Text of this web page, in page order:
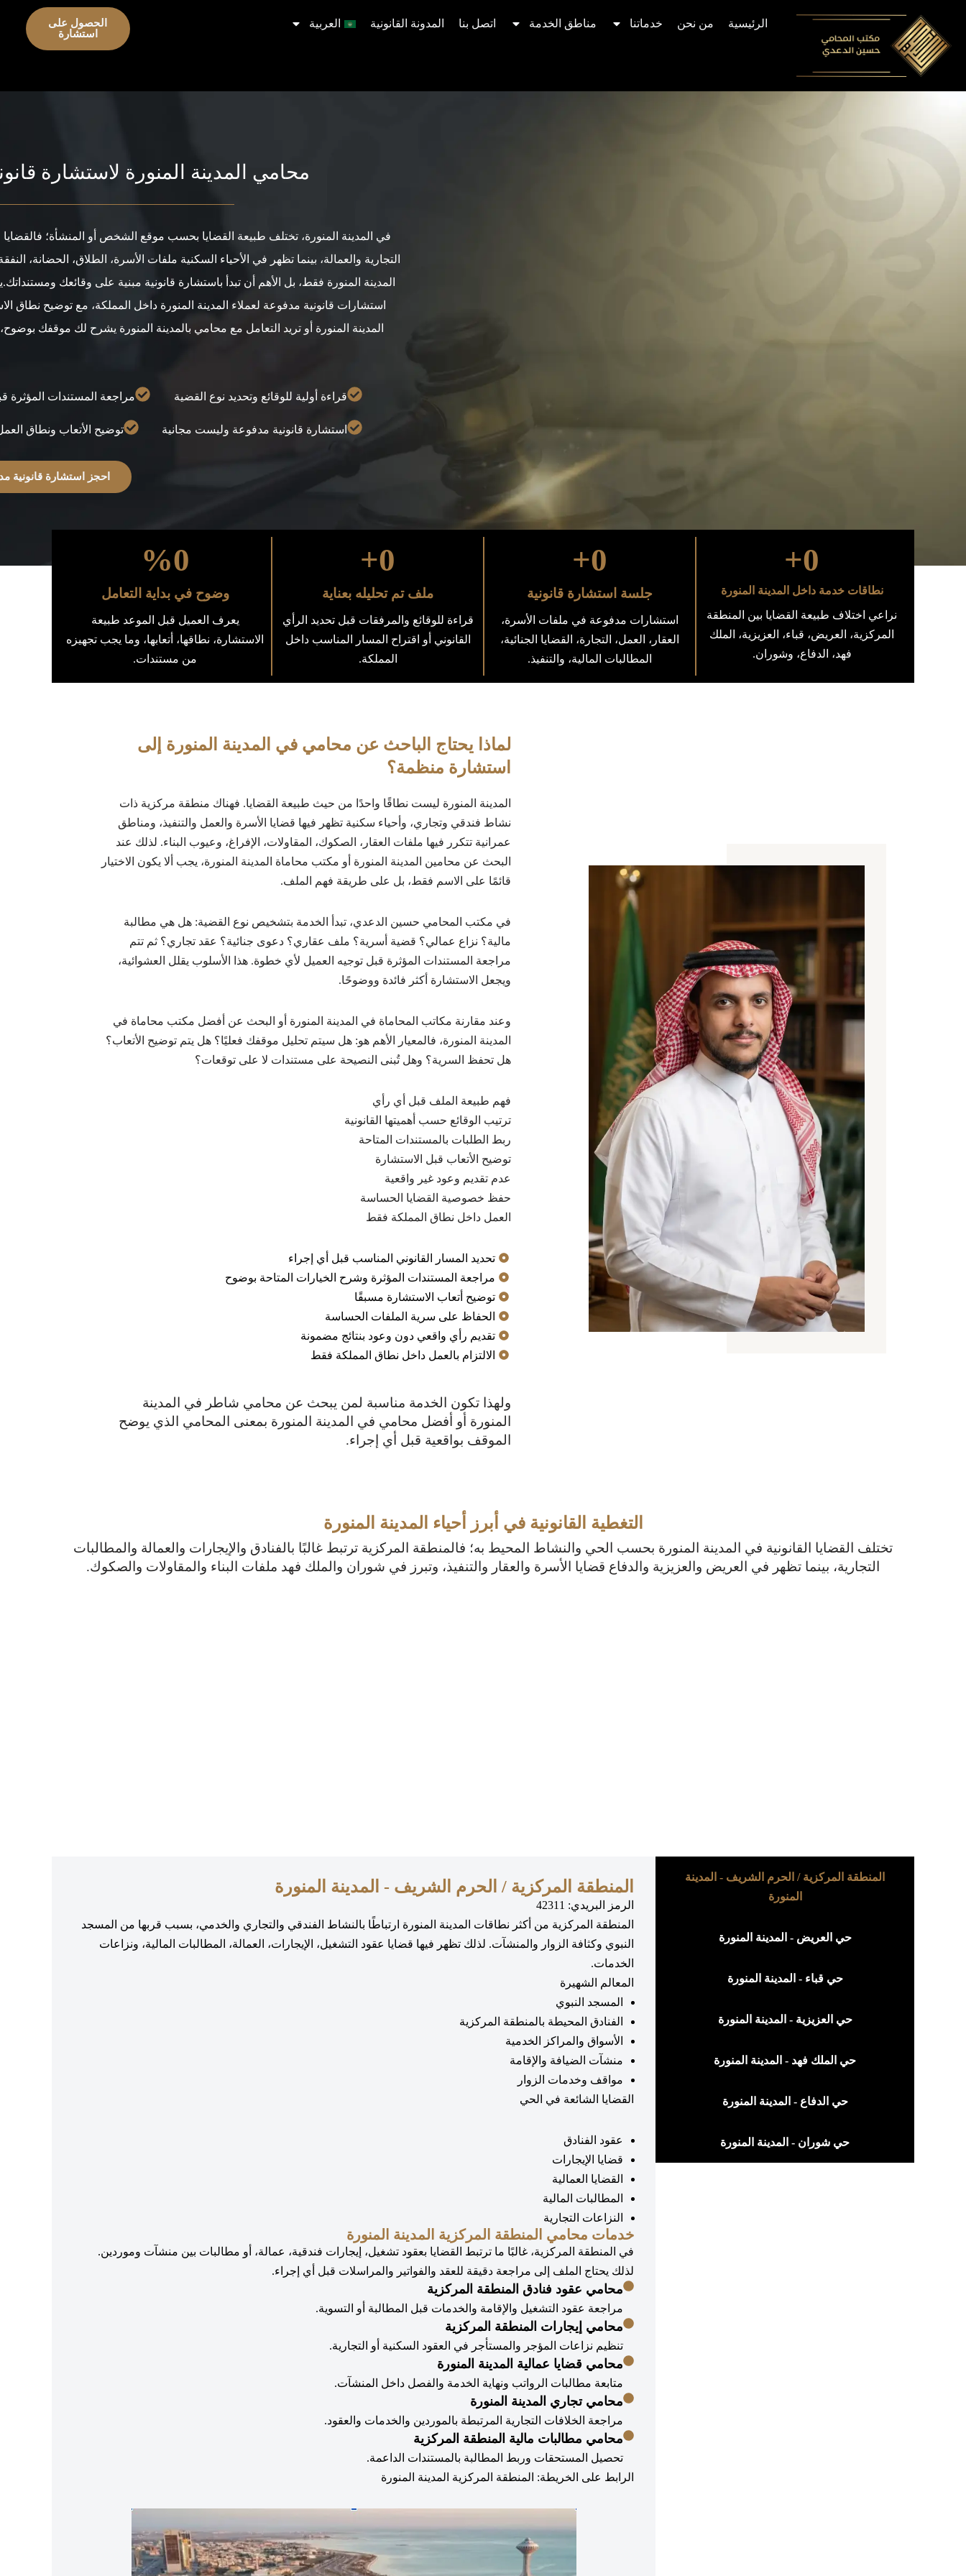
Skip
content
الرئيسية من نحن خدماتنا مناطق الخدمة اتصل بنا المدونة القانونية العربية
الحصول على
استشارة
محامي المدينة المنورة لاستشارة
في المدينة المنورة، تختلف طبيعة القضايا بحسب موقع الشخص أو المنشأة؛ فالقضايا
التجارية والعمالة، بينما تظهر في الأحياء السكنية ملفات الأسرة، الطلاق، الحضانة،
المدينة المنورة فقط، بل الأهم أن تبدأ باستشارة قانونية مبنية على وقائعك
استشارات قانونية مدفوعة لعملاء المدينة المنورة داخل المملكة، مع توضيح
المدينة المنورة أو تريد التعامل مع محامي بالمدينة المنورة يشرح لك موقفك
قراءة أولية للوقائع وتحديد نوع القضية مراجعة المستندات المؤثرة
استشارة قانونية مدفوعة وليست مجانية توضيح الأتعاب ونطاق
احجز استشارة قانونية
نطاقات خدمة داخل المدينة المنورة
0
+
نراعي اختلاف طبيعة القضايا بين المنطقة
المركزية، العريض، قباء، العزيزية، الملك
فهد، الدفاع، وشوران.
جلسة استشارة قانونية
0
+
استشارات مدفوعة في ملفات الأسرة،
العقار، العمل، التجارة، القضايا الجنائية،
المطالبات المالية، والتنفيذ.
ملف تم تحليله بعناية
0
+
قراءة للوقائع والمرفقات قبل تحديد الرأي
القانوني أو اقتراح المسار المناسب داخل
المملكة.
وضوح في بداية التعامل
0
%
يعرف العميل قبل الموعد طبيعة
الاستشارة، نطاقها، أتعابها، وما يجب تجهيزه
من مستندات.
لماذا يحتاج الباحث عن محامي في المدينة المنورة إلى
استشارة منظمة؟
المدينة المنورة ليست نطاقًا واحدًا من حيث طبيعة القضايا. فهناك منطقة مركزية ذات
نشاط فندقي وتجاري، وأحياء سكنية تظهر فيها قضايا الأسرة والعمل والتنفيذ، ومناطق
عمرانية تتكرر فيها ملفات العقار، الصكوك، المقاولات، الإفراغ، وعيوب البناء. لذلك عند
البحث عن محامين المدينة المنورة أو مكتب محاماة المدينة المنورة، يجب ألا يكون الاختيار
قائمًا على الاسم فقط، بل على طريقة فهم الملف.
في مكتب المحامي حسين الدعدي، تبدأ الخدمة بتشخيص نوع القضية: هل هي مطالبة
مالية؟ نزاع عمالي؟ قضية أسرية؟ ملف عقاري؟ دعوى جنائية؟ عقد تجاري؟ ثم تتم
مراجعة المستندات المؤثرة قبل توجيه العميل لأي خطوة. هذا الأسلوب يقلل العشوائية،
ويجعل الاستشارة أكثر فائدة ووضوحًا.
وعند مقارنة مكاتب المحاماة في المدينة المنورة أو البحث عن أفضل مكتب محاماة في
المدينة المنورة، فالمعيار الأهم هو: هل سيتم تحليل موقفك فعليًا؟ هل يتم توضيح الأتعاب؟
هل تحفظ السرية؟ وهل تُبنى النصيحة على مستندات لا على توقعات؟
فهم طبيعة الملف قبل أي رأي
ترتيب الوقائع حسب أهميتها القانونية
ربط الطلبات بالمستندات المتاحة
توضيح الأتعاب قبل الاستشارة
عدم تقديم وعود غير واقعية
حفظ خصوصية القضايا الحساسة
العمل داخل نطاق المملكة فقط
تحديد المسار القانوني المناسب قبل أي إجراء
مراجعة المستندات المؤثرة وشرح الخيارات المتاحة بوضوح
توضيح أتعاب الاستشارة مسبقًا
الحفاظ على سرية الملفات الحساسة
تقديم رأي واقعي دون وعود بنتائج مضمونة
الالتزام بالعمل داخل نطاق المملكة فقط
ولهذا تكون الخدمة مناسبة لمن يبحث عن محامي شاطر في المدينة
المنورة أو أفضل محامي في المدينة المنورة بمعنى المحامي الذي يوضح
الموقف بواقعية قبل أي إجراء.
التغطية القانونية في أبرز أحياء المدينة المنورة
تختلف القضايا القانونية في المدينة المنورة بحسب الحي والنشاط المحيط به؛ فالمنطقة المركزية ترتبط غالبًا بالفنادق والإيجارات والعمالة والمطالبات
التجارية، بينما تظهر في العريض والعزيزية والدفاع قضايا الأسرة والعقار والتنفيذ، وتبرز في شوران والملك فهد ملفات البناء والمقاولات والصكوك.
المنطقة المركزية / الحرم الشريف - المدينة
المنورة
حي العريض - المدينة المنورة
حي قباء - المدينة المنورة
حي العزيزية - المدينة المنورة
حي الملك فهد - المدينة المنورة
حي الدفاع - المدينة المنورة
حي شوران - المدينة المنورة
المنطقة المركزية / الحرم الشريف - المدينة المنورة
الرمز البريدي: 42311
المنطقة المركزية من أكثر نطاقات المدينة المنورة ارتباطًا بالنشاط الفندقي والتجاري والخدمي، بسبب قربها من المسجد
النبوي وكثافة الزوار والمنشآت. لذلك تظهر فيها قضايا عقود التشغيل، الإيجارات، العمالة، المطالبات المالية، ونزاعات
الخدمات.
المعالم الشهيرة
المسجد النبوي
الفنادق المحيطة بالمنطقة المركزية
الأسواق والمراكز الخدمية
منشآت الضيافة والإقامة
مواقف وخدمات الزوار
القضايا الشائعة في الحي
عقود الفنادق
قضايا الإيجارات
القضايا العمالية
المطالبات المالية
النزاعات التجارية
خدمات محامي المنطقة المركزية المدينة المنورة
في المنطقة المركزية، غالبًا ما ترتبط القضايا بعقود تشغيل، إيجارات فندقية، عمالة، أو مطالبات بين منشآت وموردين.
لذلك يحتاج الملف إلى مراجعة دقيقة للعقد والفواتير والمراسلات قبل أي إجراء.
محامي عقود فنادق المنطقة المركزية
مراجعة عقود التشغيل والإقامة والخدمات قبل المطالبة أو التسوية.
محامي إيجارات المنطقة المركزية
تنظيم نزاعات المؤجر والمستأجر في العقود السكنية أو التجارية.
محامي قضايا عمالية المدينة المنورة
متابعة مطالبات الرواتب ونهاية الخدمة والفصل داخل المنشآت.
محامي تجاري المدينة المنورة
مراجعة الخلافات التجارية المرتبطة بالموردين والخدمات والعقود.
محامي مطالبات مالية المنطقة المركزية
تحصيل المستحقات وربط المطالبة بالمستندات الداعمة.
الرابط على الخريطة: المنطقة المركزية المدينة المنورة